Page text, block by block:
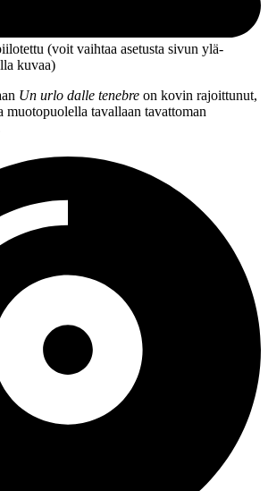
(voit vaihtaa asetusta sivun ylä­
kuvaa)
Un urlo dalle tenebre on kovin rajoittunut,
muotopuolella tavallaan tavattoman